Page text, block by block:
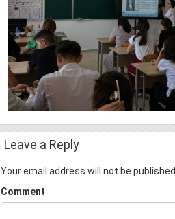
Leave a Reply
Your email address will not be published.
Comment